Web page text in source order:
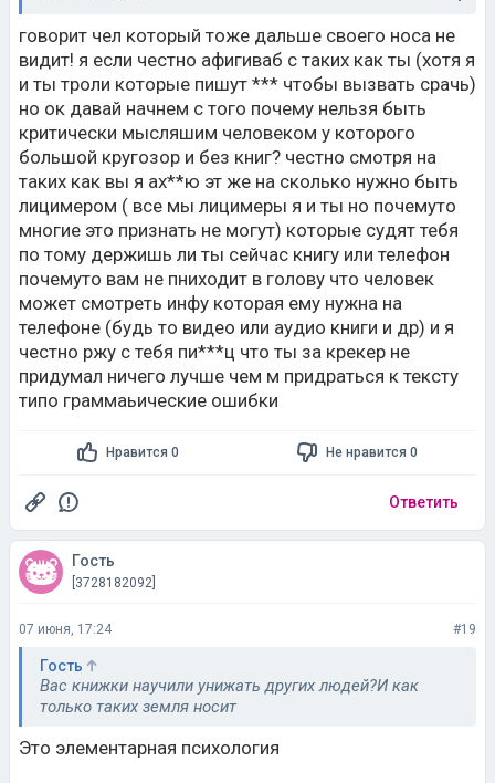
Читают люди умные, как и дети из хорошо
образованных семей.
Люди из низ.слоев никогда не читали и не читают,
потому они тупые и дальше носа своего не видят,
отсутствует критическое мышление.
У глупых людей свой круг таких же тупых. И такой же
примитивный образ жизни.
Люди находятся на низшей ступени развития.
говорит чел который тоже дальше своего носа не
видит! я если честно афигиваб с таких как ты (хотя я
и ты троли которые пишут *** чтобы вызвать срачь)
но ок давай начнем с того почему нельзя быть
критически мысляшим человеком у которого
большой кругозор и без книг? честно смотря на
таких как вы я ах**ю эт же на сколько нужно быть
лицимером ( все мы лицимеры я и ты но почемуто
многие это признать не могут) которые судят тебя
по тому держишь ли ты сейчас книгу или телефон
почемуто вам не пниходит в голову что человек
может смотреть инфу которая ему нужна на
телефоне (будь то видео или аудио книги и др) и я
честно ржу с тебя пи***ц что ты за крекер не
придумал ничего лучше чем м придраться к тексту
типо граммаьические ошибки
Нравится 0 Не нравится 0
Ответить
Гость
[3728182092]
07 июня, 17:24 #19
Гость
Вас книжки научили унижать других людей?И как
только таких земля носит
Это элементарная психология